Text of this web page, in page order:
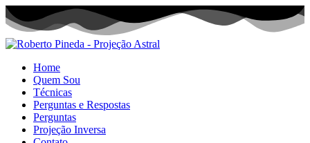
Home
Quem Sou
Técnicas
Perguntas e Respostas
Perguntas
Projeção Inversa